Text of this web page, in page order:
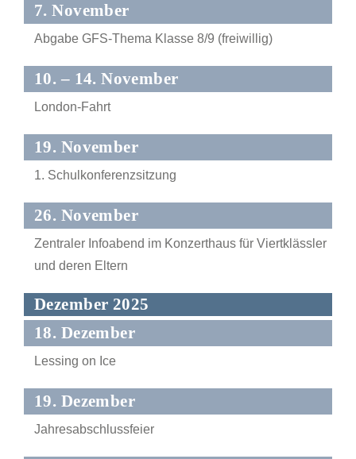
7. November
Abgabe GFS-Thema Klasse 8/9 (freiwillig)
10. – 14. November
London-Fahrt
19. November
1. Schulkonferenzsitzung
26. November
Zentraler Infoabend im Konzerthaus für Viertklässler
und deren Eltern
Dezember 2025
18. Dezember
Lessing on Ice
19. Dezember
Jahresabschlussfeier